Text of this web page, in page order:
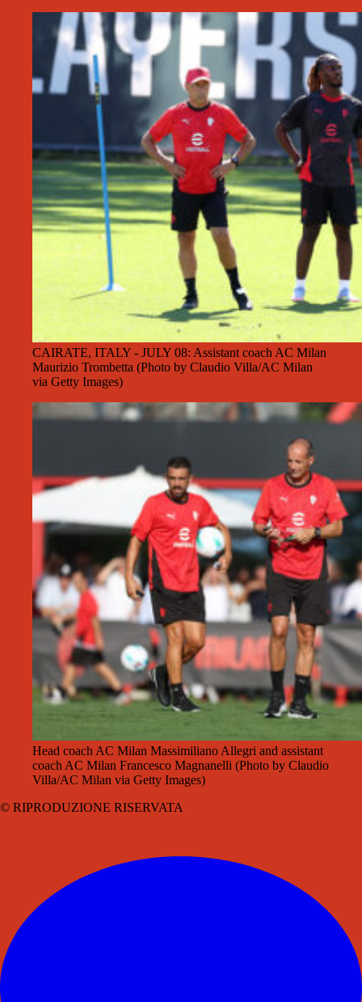
CAIRATE, ITALY - JULY 08: Assistant coach AC Milan
Maurizio Trombetta (Photo by Claudio Villa/AC Milan
via Getty Images)
Head coach AC Milan Massimiliano Allegri and assistant
coach AC Milan Francesco Magnanelli (Photo by Claudio
Villa/AC Milan via Getty Images)
© RIPRODUZIONE RISERVATA